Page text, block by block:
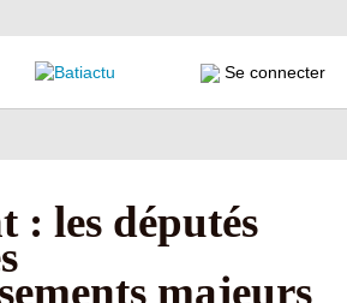
Se connecter
: les députés
majeurs